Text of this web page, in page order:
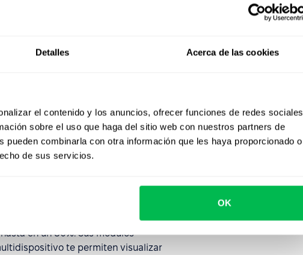
Detalles Acerca de las cookies
el contenido y los anuncios, ofrecer funciones de redes sociales
sobre el uso que haga del sitio web con nuestros partners de
combinarla con otra información que les haya proporcionado o
de sus servicios.
OK
Automatizan recordatorios,
a SSO, facilitan accesos y
Prioriza integraciones con nómina,
cumplimiento normativo antes de
en un 80%. Sus módulos
te permiten visualizar